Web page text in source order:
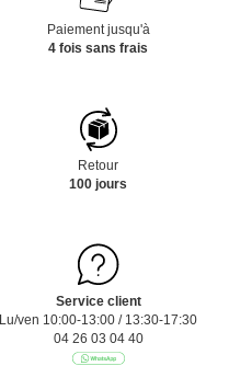
Paiement jusqu'à
4 fois sans frais
Retour
100 jours
Service client
Lu/ven 10:00-13:00 / 13:30-17:30
04 26 03 04 40